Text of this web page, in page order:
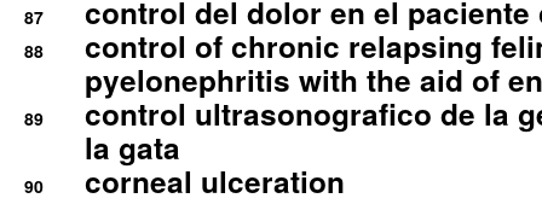
87 control del dolor en el
88
control of chronic relapsing
pyelonephritis with the aid of
89
control ultrasonografico de la
la gata
90 corneal ulceration